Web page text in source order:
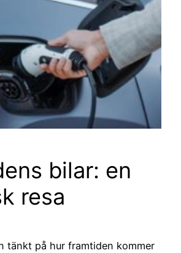
bilar: en
resa
tänkt på hur framtiden kommer